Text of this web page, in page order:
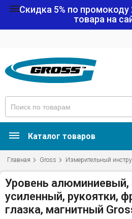
Скидка 5% по промокоду
товара на
Каталог товаров
Главная Gross Измерительный
Уровень
усиленный, рукоятки,
глазка, магнитный